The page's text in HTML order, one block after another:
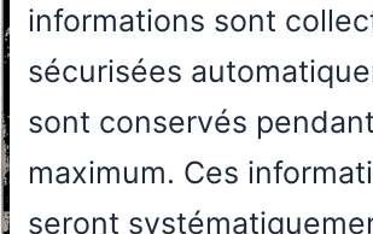
informations sont
sécurisées
sont conservés
maximum. Ces
seront